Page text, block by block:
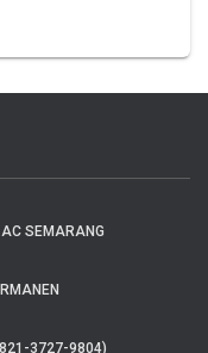
SEMARANG
821-3727-9804)